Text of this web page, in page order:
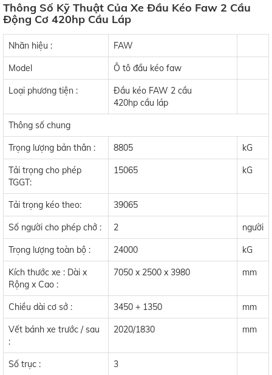
Thông Số Kỹ Thuật Của Xe Đầu Kéo Faw 2 Cầu
Động Cơ 420hp Cầu Láp
Nhãn hiệu : FAW
Model Ô tô đầu kéo faw
Loại phương tiện :
Đầu kéo FAW 2 cầu
420hp cầu láp
Thông số chung
Trọng lượng bản thân : 8805 kG
Tải trọng cho phép
TGGT:
15065 kG
Tải trọng kéo theo: 39065
Số người cho phép chở : 2 người
Trọng lượng toàn bộ : 24000 kG
Kích thước xe : Dài x
Rộng x Cao :
7050 x 2500 x 3980 mm
Chiều dài cơ sở : 3450 + 1350 mm
Vết bánh xe trước / sau
:
2020/1830 mm
Số trục : 3